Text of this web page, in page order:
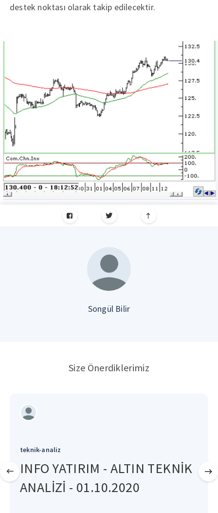
destek noktası olarak takip edilecektir.
Songül Bilir
Size Önerdiklerimiz
teknik-analiz
INFO YATIRIM - ALTIN TEKNİK
ANALİZİ - 01.10.2020